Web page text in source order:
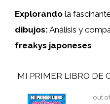
Explorando la
dibujos: Análisis y
freakys japoneses
MI PRIMER LIBRO DE
out